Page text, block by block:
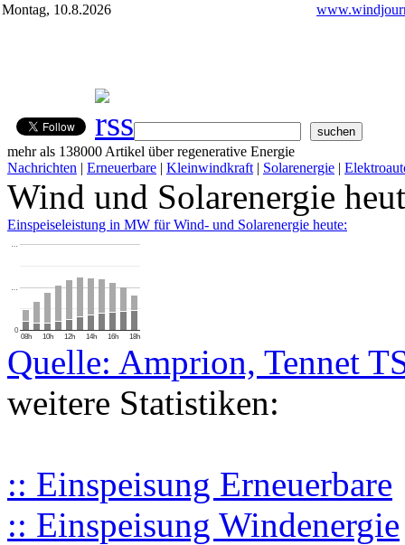
Montag, 10.8.2026
mehr als 138000 Artikel über regenerative Energie
Nachrichten | Erneuerbare | Kleinwindkraft | Solarenergie |
Wind und Solarenergie
Einspeiseleistung in MW für Wind- und Solarenergie heute:
08h 10h 12h 14h 16h 18h
0
…
…
Quelle: Amprion, Tennet
weitere Statistiken:
:: Einspeisung Erneuerbare
:: Einspeisung Windenergie